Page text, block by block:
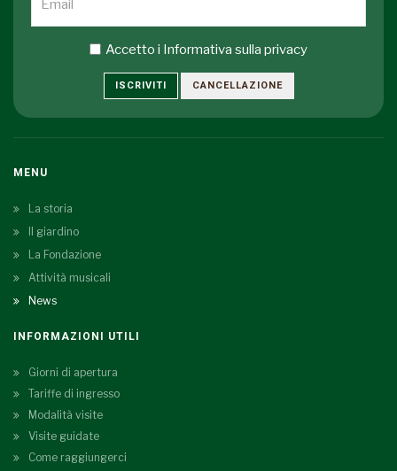
Accetto i Informativa sulla privacy
ISCRIVITI CANCELLAZIONE
MENU
La storia
Il giardino
La Fondazione
Attività musicali
News
INFORMAZIONI UTILI
Giorni di apertura
Tariffe di ingresso
Modalità visite
Visite guidate
Come raggiungerci